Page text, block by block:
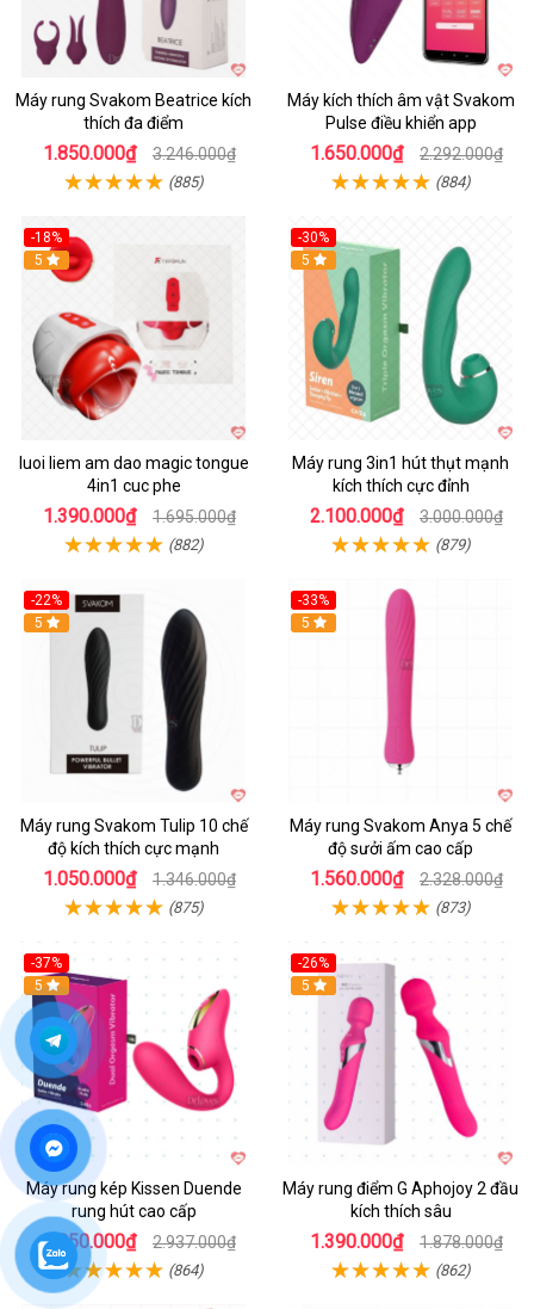
Máy rung Svakom Beatrice kích
thích đa điểm
1.850.000₫ 3.246.000₫
(885)
Máy kích thích âm vật Svakom
Pulse điều khiển app
1.650.000₫ 2.292.000₫
(884)
-18%
Hot
5
luoi liem am dao magic tongue
4in1 cuc phe
1.390.000₫ 1.695.000₫
(882)
-30%
Hot
5
Máy rung 3in1 hút thụt mạnh
kích thích cực đỉnh
2.100.000₫ 3.000.000₫
(879)
-22%
Hot
5
Máy rung Svakom Tulip 10 chế
độ kích thích cực mạnh
1.050.000₫ 1.346.000₫
(875)
-33%
Hot
5
Máy rung Svakom Anya 5 chế
độ sưởi ấm cao cấp
1.560.000₫ 2.328.000₫
(873)
-37%
Hot
5
Máy rung kép Kissen Duende
rung hút cao cấp
1.850.000₫ 2.937.000₫
(864)
-26%
Hot
5
Máy rung điểm G Aphojoy 2 đầu
kích thích sâu
1.390.000₫ 1.878.000₫
(862)